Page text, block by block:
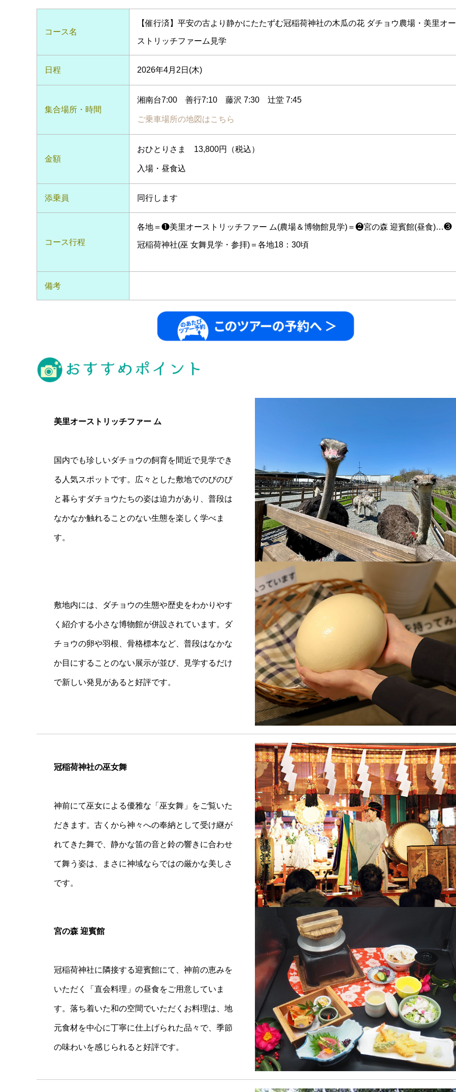
コース名
【催行済】平安の古より静かにたたずむ冠稲荷神社の木瓜の花 ダチョウ農場・美里オー
ストリッチファーム見学
日程 2026年4月2日(木)
集合場所・時間
湘南台7:00 善行7:10 藤沢 7:30 辻堂 7:45
ご乗車場所の地図はこちら
金額
おひとりさま 13,800円（税込）
入場・昼食込
添乗員 同行します
コース行程
各地＝❶美里オーストリッチファー ム(農場＆博物館見学)＝❷宮の森 迎賓館(昼食)…❸
冠稲荷神社(巫 女舞見学・参拝)＝各地18：30頃
備考
美里オーストリッチファー ム
国内でも珍しいダチョウの飼育を間近で見学でき
る人気スポットです。広々とした敷地でのびのび
と暮らすダチョウたちの姿は迫力があり、普段は
なかなか触れることのない生態を楽しく学べま
す。
敷地内には、ダチョウの生態や歴史をわかりやす
く紹介する小さな博物館が併設されています。ダ
チョウの卵や羽根、骨格標本など、普段はなかな
か目にすることのない展示が並び、見学するだけ
で新しい発見があると好評です。
冠稲荷神社の巫女舞
神前にて巫女による優雅な「巫女舞」をご覧いた
だきます。古くから神々への奉納として受け継が
れてきた舞で、静かな笛の音と鈴の響きに合わせ
て舞う姿は、まさに神域ならではの厳かな美しさ
です。
宮の森 迎賓館
冠稲荷神社に隣接する迎賓館にて、神前の恵みを
いただく「直会料理」の昼食をご用意していま
す。落ち着いた和の空間でいただくお料理は、地
元食材を中心に丁寧に仕上げられた品々で、季節
の味わいを感じられると好評です。